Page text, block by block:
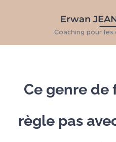
Erwan
Coaching pour les
Ce genre de
règle pas